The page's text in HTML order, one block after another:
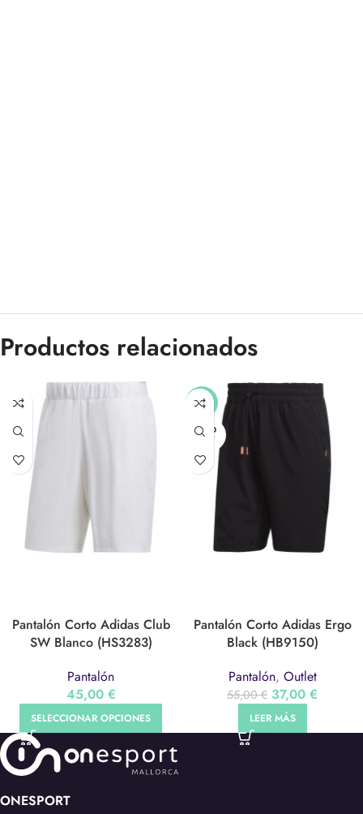
Productos relacionados
Pantalón Corto Adidas Club
SW Blanco (HS3283)
Pantalón
45,00 €
SELECCIONAR OPCIONES
-33%
SOLD
OUT
Pantalón Corto Adidas Ergo
Black (HB9150)
Pantalón, Outlet
55,00€ 37,00 €
LEER MÁS
ONESPORT